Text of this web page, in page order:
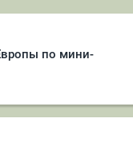
по мини-